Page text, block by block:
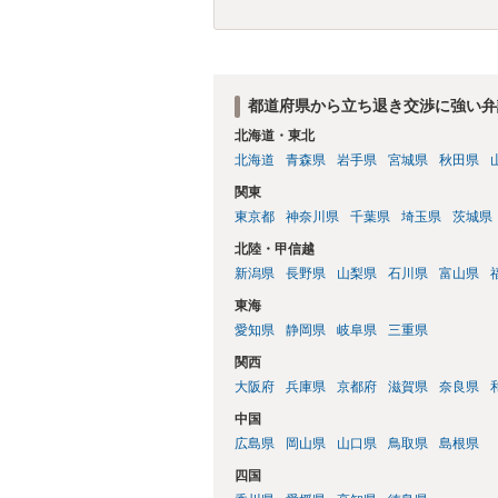
都道府県から立ち退き交渉に強い
北海道・東北
北海道
青森県 岩手県 宮城県 秋田県
関東
東京都
神奈川県 千葉県 埼玉県 茨城県
北陸・甲信越
新潟県
長野県 山梨県 石川県 富山県
東海
愛知県
静岡県 岐阜県 三重県
関西
大阪府
兵庫県 京都府 滋賀県 奈良県
中国
広島県
岡山県 山口県 鳥取県 島根県
四国